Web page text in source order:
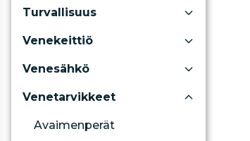
Turvallisuus
Venekeittiö
Venesähkö
Venetarvikkeet
Avaimenperät